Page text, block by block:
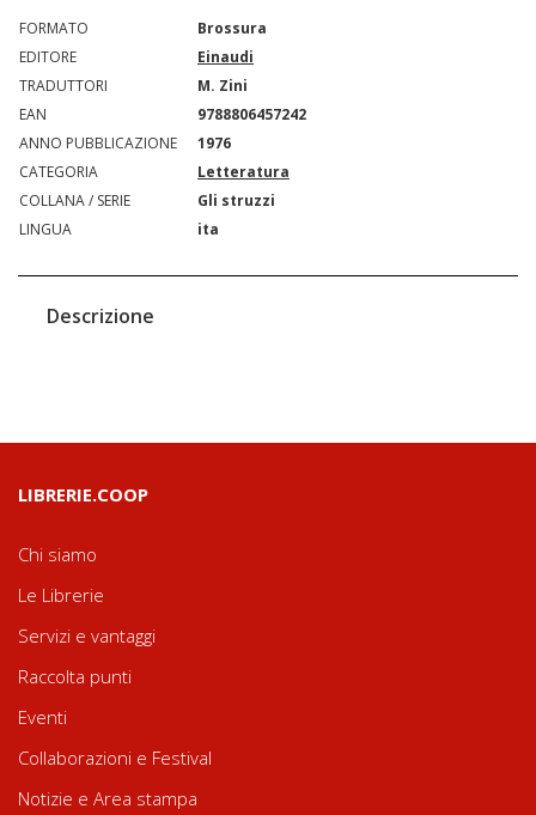
FORMATO
Brossura
EDITORE
Einaudi
TRADUTTORI
M. Zini
EAN
9788806457242
ANNO PUBBLICAZIONE
1976
CATEGORIA
Letteratura
COLLANA / SERIE
Gli struzzi
LINGUA
ita
Descrizione
LIBRERIE.COOP
Chi siamo
Le Librerie
Servizi e vantaggi
Raccolta punti
Eventi
Collaborazioni e Festival
Notizie e Area stampa